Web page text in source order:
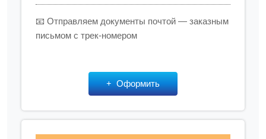
📧 Отправляем документы почтой — заказным
письмом с трек-номером
Оформить